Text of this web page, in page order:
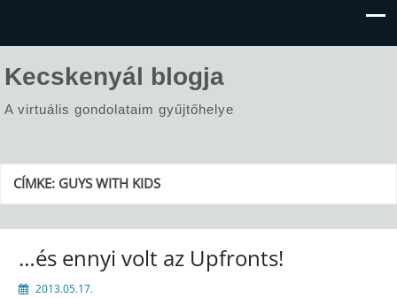
Kecskenyál blogja
A virtuális gondolataim gyűjtőhelye
CÍMKE: GUYS WITH KIDS
…és ennyi volt az Upfronts!
2013.05.17.